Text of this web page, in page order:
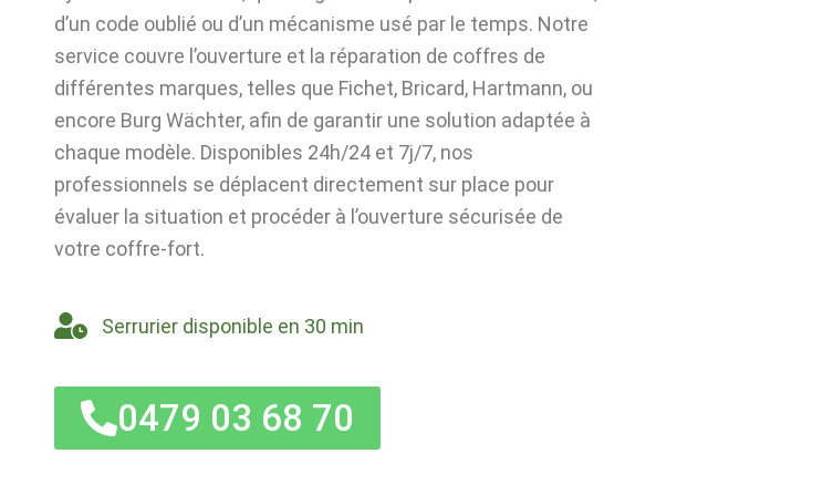
d’un code oublié ou d’un mécanisme usé par le temps. Notre
service couvre l’ouverture et la réparation de coffres de
différentes marques, telles que Fichet, Bricard, Hartmann, ou
encore Burg Wächter, afin de garantir une solution adaptée à
chaque modèle. Disponibles 24h/24 et 7j/7, nos
professionnels se déplacent directement sur place pour
évaluer la situation et procéder à l’ouverture sécurisée de
votre coffre-fort.
Serrurier disponible en 30 min
0479 03 68 70